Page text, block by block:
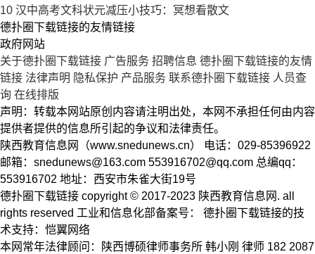
10 汉中高考文科状元减压小技巧：冥想看散文
德扑圈下载链接的友情链接
政府网站
关于德扑圈下载链接 广告服务 招聘信息 德扑圈下载链接的友情
链接 法律声明 隐私保护 产品服务 联系德扑圈下载链接 人员查
询 在线排版
声明：转载本网站原创内容请注明出处，本网不承担任何由内容
提供者提供的信息所引起的争议和法律责任。
陕西教育信息网（www.snedunews.cn） 电话：029-85396922
邮箱： snedunews@163.com 553916702@qq.com 总编qq：
553916702 地址：西安市朱雀大街19号
德扑圈下载链接 copyright © 2017-2023 陕西教育信息网. all
rights reserved 工业和信息化部备案号： 德扑圈下载链接的技
术支持：恺翼网络
本网常年法律顾问：陕西博硕律师事务所 韩小刚 律师 182 2087